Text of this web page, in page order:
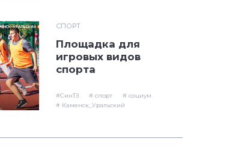
СПОРТ
Площадка для
игровых видов
спорта
#СинТЗ # спорт
# социум
# Каменск_Уральский